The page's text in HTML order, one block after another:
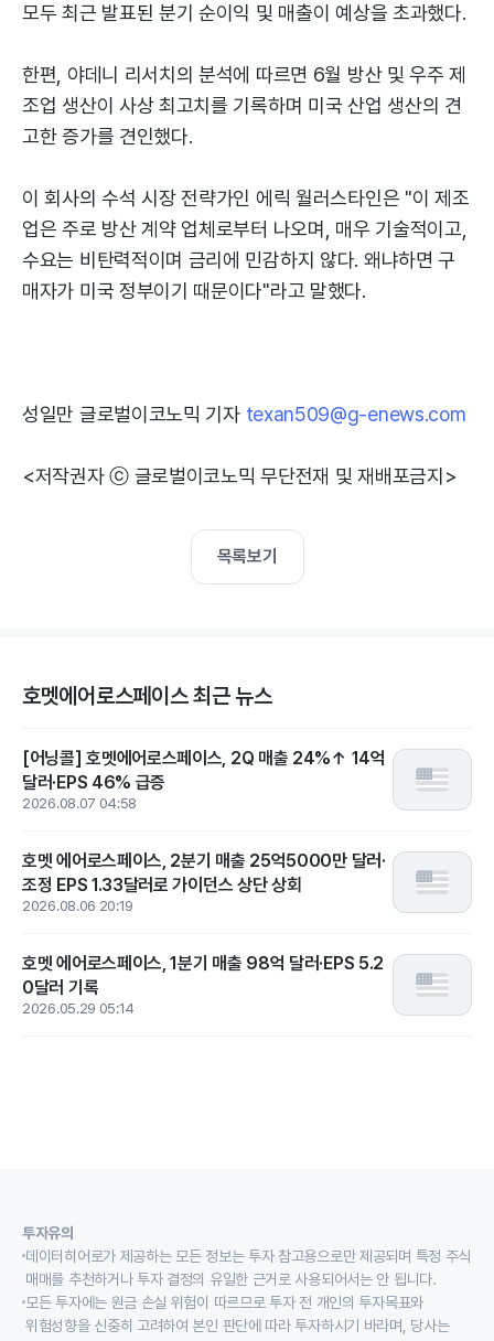
모두 최근 발표된 분기 순이익 및 매출이 예상을 초과했다.
한편, 야데니 리서치의 분석에 따르면 6월 방산 및 우주 제
조업 생산이 사상 최고치를 기록하며 미국 산업 생산의 견
고한 증가를 견인했다.
이 회사의 수석 시장 전략가인 에릭 월러스타인은 "이 제조
업은 주로 방산 계약 업체로부터 나오며, 매우 기술적이고,
수요는 비탄력적이며 금리에 민감하지 않다. 왜냐하면 구
매자가 미국 정부이기 때문이다"라고 말했다.
성일만 글로벌이코노믹 기자 texan509@g-enews.com
<저작권자 ⓒ 글로벌이코노믹 무단전재 및 재배포금지>
목록보기
호멧에어로스페이스 최근 뉴스
[어닝콜] 호멧에어로스페이스, 2Q 매출 24%↑ 14억
달러·EPS 46% 급증
2026.08.07 04:58
호멧 에어로스페이스, 2분기 매출 25억5000만 달러·
조정 EPS 1.33달러로 가이던스 상단 상회
2026.08.06 20:19
호멧 에어로스페이스, 1분기 매출 98억 달러·EPS 5.2
0달러 기록
2026.05.29 05:14
투자유의
데이터히어로가 제공하는 모든 정보는 투자 참고용으로만 제공되며 특정 주식
매매를 추천하거나 투자 결정의 유일한 근거로 사용되어서는 안 됩니다.
모든 투자에는 원금 손실 위험이 따르므로 투자 전 개인의 투자목표와
위험성향을 신중히 고려하여 본인 판단에 따라 투자하시기 바라며, 당사는